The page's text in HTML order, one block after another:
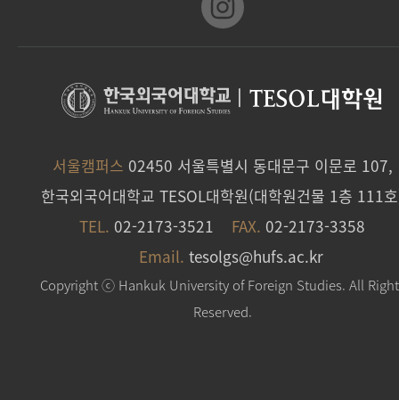
|TESOL대학원
서울캠퍼스 02450 서울특별시 동대문구 이문로 107,
한국외국어대학교 TESOL대학원(대학원건물 1층 111
TEL. 02-2173-3521 FAX. 02-2173-3358
Email. tesolgs@hufs.ac.kr
Copyright ⓒ Hankuk University of Foreign Studies. All
Reserved.